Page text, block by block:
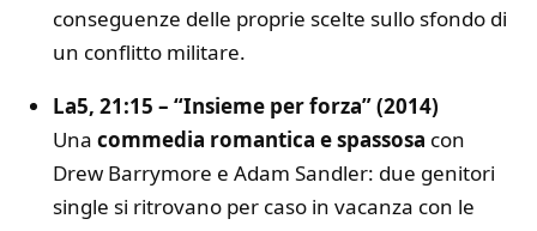
conseguenze delle proprie scelte sullo sfondo di
un conflitto militare.
La5, 21:15 – “Insieme per forza” (2014)
Una commedia romantica e spassosa con
Drew Barrymore e Adam Sandler: due genitori
single si ritrovano per caso in vacanza con le